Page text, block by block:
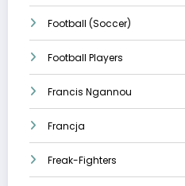
Football (Soccer)
Football Players
Francis Ngannou
Francja
Freak-Fighters